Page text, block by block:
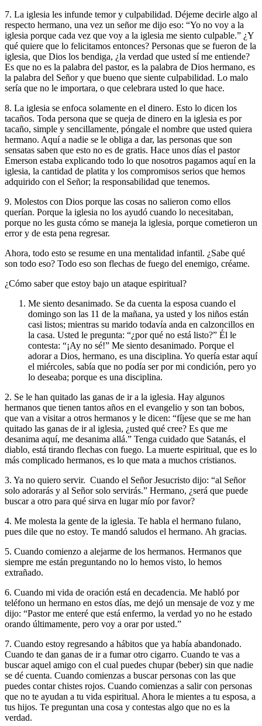
7. La iglesia les infunde temor y culpabilidad. Déjeme decirle algo al
respecto hermano, una vez un señor me dijo eso: “Yo no voy a la
iglesia porque cada vez que voy a la iglesia me siento culpable.” ¿Y
qué quiere que lo felicitamos entonces? Personas que se fueron de la
iglesia, que Dios los bendiga, ¿la verdad que usted sí me entiende?
Es que no es la palabra del pastor, es la palabra de Dios hermano, es
la palabra del Señor y que bueno que siente culpabilidad. Lo malo
sería que no le importara, o que celebrara usted lo que hace.
8. La iglesia se enfoca solamente en el dinero. Esto lo dicen los
tacaños. Toda persona que se queja de dinero en la iglesia es por
tacaño, simple y sencillamente, póngale el nombre que usted quiera
hermano. Aquí a nadie se le obliga a dar, las personas que son
sensatas saben que esto no es de gratis. Hace unos días el pastor
Emerson estaba explicando todo lo que nosotros pagamos aquí en la
iglesia, la cantidad de platita y los compromisos serios que hemos
adquirido con el Señor; la responsabilidad que tenemos.
9. Molestos con Dios porque las cosas no salieron como ellos
querían. Porque la iglesia no los ayudó cuando lo necesitaban,
porque no les gusta cómo se maneja la iglesia, porque cometieron un
error y de esta pena regresar.
Ahora, todo esto se resume en una mentalidad infantil. ¿Sabe qué
son todo eso? Todo eso son flechas de fuego del enemigo, créame.
¿Cómo saber que estoy bajo un ataque espiritual?
Me siento desanimado. Se da cuenta la esposa cuando el
domingo son las 11 de la mañana, ya usted y los niños están
casi listos; mientras su marido todavía anda en calzoncillos en
la casa. Usted le pregunta: “¿por qué no está listo?” Él le
contesta: “¡Ay no sé!” Me siento desanimado. Porque el
adorar a Dios, hermano, es una disciplina. Yo quería estar aquí
el miércoles, sabía que no podía ser por mi condición, pero yo
lo deseaba; porque es una disciplina.
2. Se le han quitado las ganas de ir a la iglesia. Hay algunos
hermanos que tienen tantos años en el evangelio y son tan bobos,
que van a visitar a otros hermanos y le dicen: “fíjese que se me han
quitado las ganas de ir al iglesia, ¿usted qué cree? Es que me
desanima aquí, me desanima allá.” Tenga cuidado que Satanás, el
diablo, está tirando flechas con fuego. La muerte espiritual, que es lo
más complicado hermanos, es lo que mata a muchos cristianos.
3. Ya no quiero servir. Cuando el Señor Jesucristo dijo: “al Señor
solo adorarás y al Señor solo servirás.” Hermano, ¿será que puede
buscar a otro para qué sirva en lugar mío por favor?
4. Me molesta la gente de la iglesia. Te habla el hermano fulano,
pues dile que no estoy. Te mandó saludos el hermano. Ah gracias.
5. Cuando comienzo a alejarme de los hermanos. Hermanos que
siempre me están preguntando no lo hemos visto, lo hemos
extrañado.
6. Cuando mi vida de oración está en decadencia. Me habló por
teléfono un hermano en estos días, me dejó un mensaje de voz y me
dijo: “Pastor me enteré que está enfermo, la verdad yo no he estado
orando últimamente, pero voy a orar por usted.”
7. Cuando estoy regresando a hábitos que ya había abandonado.
Cuando te dan ganas de ir a fumar otro cigarro. Cuando te vas a
buscar aquel amigo con el cual puedes chupar (beber) sin que nadie
se dé cuenta. Cuando comienzas a buscar personas con las que
puedes contar chistes rojos. Cuando comienzas a salir con personas
que no te ayudan a tu vida espiritual. Ahora le mientes a tu esposa, a
tus hijos. Te preguntan una cosa y contestas algo que no es la
verdad.